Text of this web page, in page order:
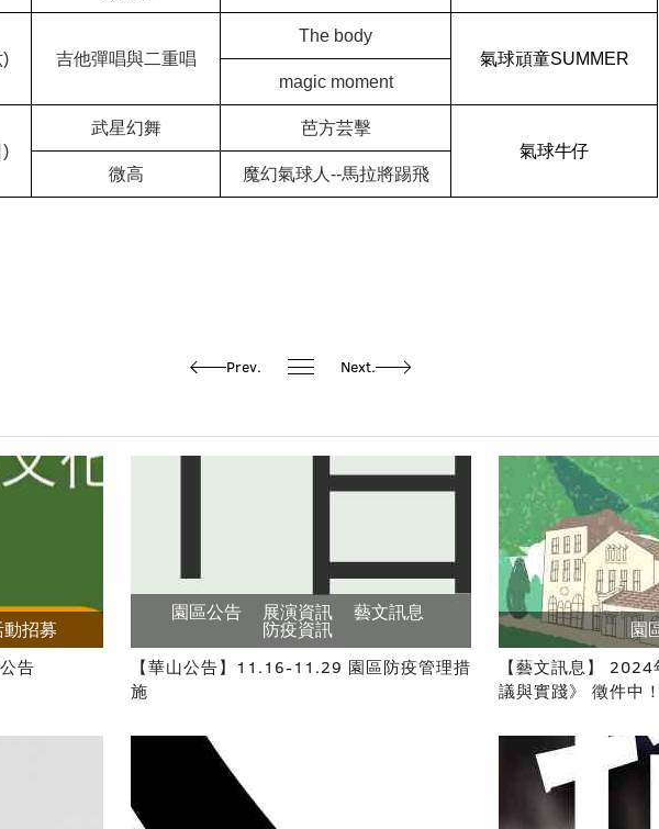
吉他彈唱與二重唱
The body
氣球頑童SUMMER
magic moment
武星幻舞
芭方芸擊
氣球牛仔
微高
魔幻氣球人--馬拉將踢飛
Prev. Next.
動招募
告
園區公告 展演資訊 藝文訊息
防疫資訊
【華山公告】11.16-11.29 園區防疫管理措
施
園
【藝文訊息】
議與實踐》 徵件中！